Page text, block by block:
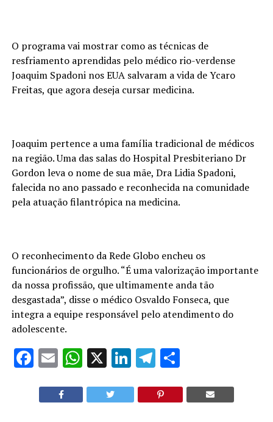
O programa vai mostrar como as técnicas de
resfriamento aprendidas pelo médico rio-verdense
Joaquim Spadoni nos EUA salvaram a vida de Ycaro
Freitas, que agora deseja cursar medicina.
Joaquim pertence a uma família tradicional de médicos
na região. Uma das salas do Hospital Presbiteriano Dr
Gordon leva o nome de sua mãe, Dra Lidia Spadoni,
falecida no ano passado e reconhecida na comunidade
pela atuação filantrópica na medicina.
O reconhecimento da Rede Globo encheu os
funcionários de orgulho. “É uma valorização importante
da nossa profissão, que ultimamente anda tão
desgastada”, disse o médico Osvaldo Fonseca, que
integra a equipe responsável pelo atendimento do
adolescente.
Facebook
EmailWhatsApp
X LinkedInTelegram